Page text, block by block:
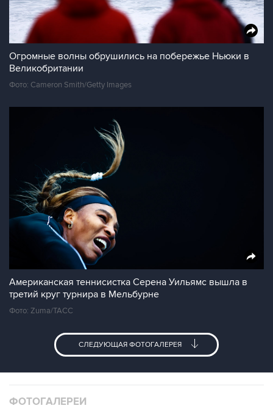
Огромные волны обрушились на побережье Ньюки в
Великобритании
Фото: Cameron Smith/Getty Images
Американская теннисистка Серена Уильямс вышла в
третий круг турнира в Мельбурне
Фото: Zuma/ТАСС
СЛЕДУЮЩАЯ ФОТОГАЛЕРЕЯ
ФОТОГАЛЕРЕИ